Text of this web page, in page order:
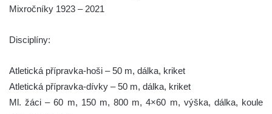
Mixročníky 1923 – 2021
Disciplíny:
Atletická přípravka-hoši – 50 m, dálka, kriket
Atletická přípravka-dívky – 50 m, dálka, kriket
Ml. žáci – 60 m, 150 m, 800 m, 4×60 m, výška, dálka, koule